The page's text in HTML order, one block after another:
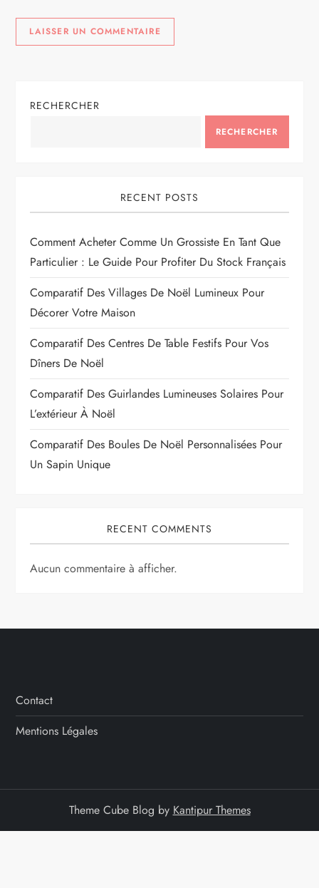
RECHERCHER
RECHERCHER
RECENT POSTS
Comment Acheter Comme Un Grossiste En Tant Que
Particulier : Le Guide Pour Profiter Du Stock Français
Comparatif Des Villages De Noël Lumineux Pour
Décorer Votre Maison
Comparatif Des Centres De Table Festifs Pour Vos
Dîners De Noël
Comparatif Des Guirlandes Lumineuses Solaires Pour
L’extérieur À Noël
Comparatif Des Boules De Noël Personnalisées Pour
Un Sapin Unique
RECENT COMMENTS
Aucun commentaire à afficher.
Contact
Mentions Légales
Theme Cube Blog by Kantipur Themes